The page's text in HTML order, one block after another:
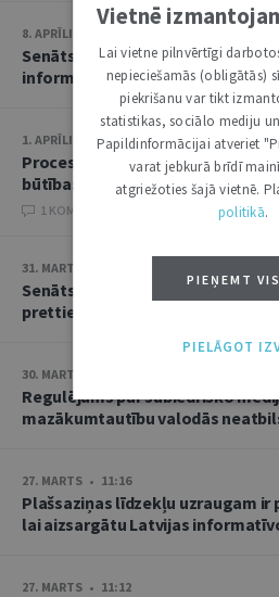
8. APRĪLIS • 10:11
Senāts liek no jauna vērtēt KNAB
informāciju zvērinātai advokātei
1. APRĪLIS • 10:39
Procesuālā termiņa
būtības, nevis tikai jākonstatē
1 KOMENTĀRI
31. MARTS • 10:48
Senāts atstāj spēkā spriedumu
prettiesiski uzglabātus atkritumus
30. MARTS • 13:38
Regulējums par sabiedrisko
mazākumtautību valodās
27. MARTS • 11:16
Plašsaziņas līdzekļu uzraugam
lai aizsargātu Latvijas
27. MARTS • 11:12
Vietnē
Lai vietne pilnvērtīgi
nepieciešamās (obligātās)
piekrišanu var tikt
statistikas, sociālo mediju
Papildinformācijai atveriet
varat jebkurā brīdī
atgriežoties šajā vietnē.
politikā.
PIEŅEMT
PIELĀGOT